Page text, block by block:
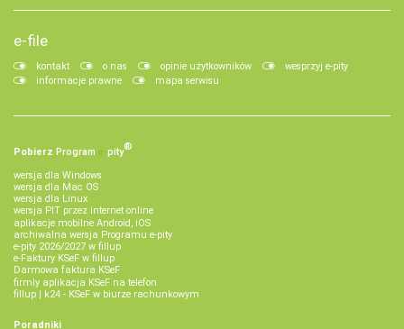
e-file
kontakt o nas opinie użytkowników
wesprzyj e-pity
informacje prawne
mapa serwisu
Pobierz Program e‑pity®
wersja dla Windows
wersja dla Mac OS
wersja dla Linux
wersja PIT przez internet online
aplikacje mobilne Android, iOS
archiwalna wersja Programu e-pity
e-pity 2026/2027 w fillup
e‑Faktury KSeF w fillup
Darmowa faktura KSeF
firmly aplikacja KSeF na telefon
fillup | k24 - KSeF w biurze rachunkowym
Poradniki